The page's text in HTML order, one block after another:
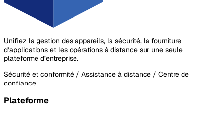
Unifiez la gestion des appareils, la sécurité, la fourniture
d’applications et les opérations à distance sur une seule
plateforme d’entreprise.
Sécurité et conformité / Assistance à distance / Centre de
confiance
Plateforme